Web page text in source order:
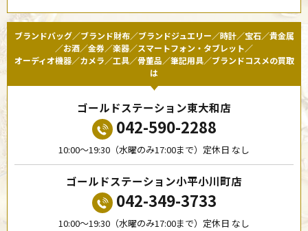
ブランドバッグ／ブランド財布／ブランドジュエリー／時計／宝石／貴金属
／お酒／金券／楽器／スマートフォン・タブレット／
オーディオ機器／カメラ／工具／骨董品／筆記用具／ブランドコスメの買取
は
ゴールドステーション東大和店
042-590-2288
10:00〜19:30（水曜のみ17:00まで）定休日 なし
ゴールドステーション小平小川町店
042-349-3733
10:00〜19:30（水曜のみ17:00まで）定休日 なし